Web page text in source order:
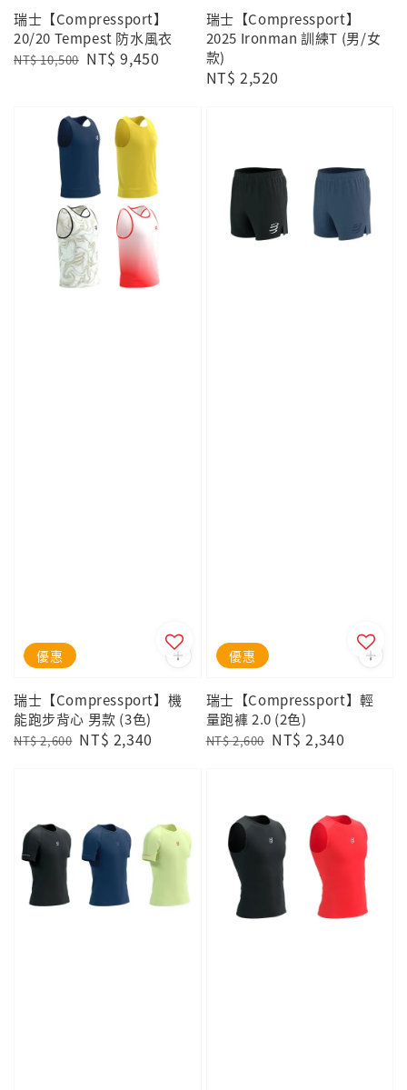
瑞士【Compressport】
20/20 Tempest 防水風衣
Regular
NT$ 10,500 Sale
NT$ 9,450
瑞士【Compressport】
2025 Ironman 訓練T (男/女
款)
Regular
NT$ 2,520
優惠
瑞士【Compressport】機
能跑步背心 男款 (3色)
Regular
NT$ 2,600 Sale
NT$ 2,340
優惠
瑞士【Compressport】輕
量跑褲 2.0 (2色)
Regular
NT$ 2,600 Sale
NT$ 2,340